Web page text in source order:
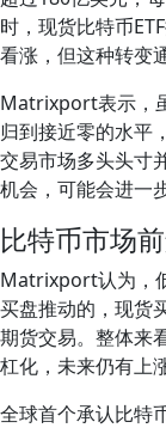
时，现货比特币
看涨，但这种转变
Matrixport表示，
归到接近零的水平
交易市场多头头寸
机会，可能会进一
比特币市场
Matrixport认为，
买盘推动的，现货
期货交易。整体来
杠化，未来仍有上
全球首个承认比特